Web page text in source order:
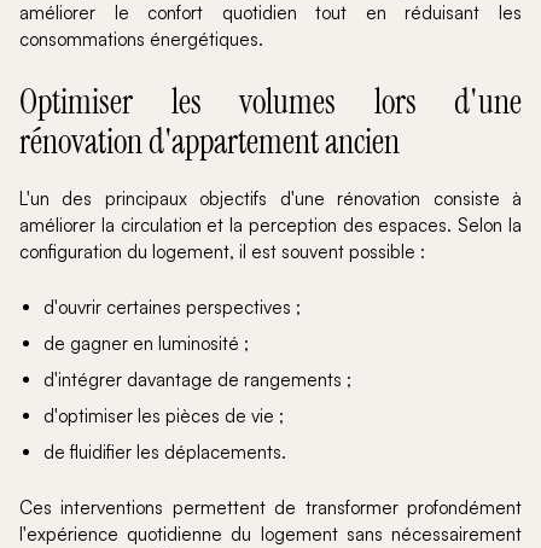
améliorer le confort quotidien tout en réduisant les
consommations énergétiques.
Optimiser les volumes lors d'une
rénovation d'appartement ancien
L'un des principaux objectifs d'une rénovation consiste à
améliorer la circulation et la perception des espaces. Selon la
configuration du logement, il est souvent possible :
d'ouvrir certaines perspectives ;
de gagner en luminosité ;
d'intégrer davantage de rangements ;
d'optimiser les pièces de vie ;
de fluidifier les déplacements.
Ces interventions permettent de transformer profondément
l'expérience quotidienne du logement sans nécessairement